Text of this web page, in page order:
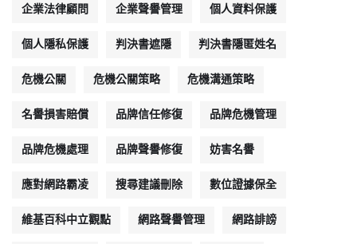
企業法律顧問 企業聲譽管理 個人資料保護
個人隱私保護 判決書遮隱 判決書隱匿姓名
危機公關 危機公關策略 危機溝通策略
名譽損害賠償 品牌信任修復 品牌危機管理
品牌危機處理 品牌聲譽修復 妨害名譽
應對網路霸凌 搜尋建議刪除 數位證據保全
維基百科中立觀點 網路聲譽管理 網路誹謗